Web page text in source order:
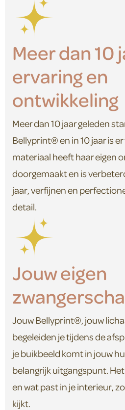
Meer dan 10
ervaring en
ontwikkeling
Meer dan 10 jaar geleden
Bellyprint® en in 10 jaar is
materiaal heeft haar eigen
doorgemaakt en is
jaar, verfijnen en
detail.
Jouw eigen
Jouw Bellyprint®, jouw
begeleiden je tijdens de
je buikbeeld komt in jouw
belangrijk uitgangspunt.
en wat past in je interieur,
kijkt.